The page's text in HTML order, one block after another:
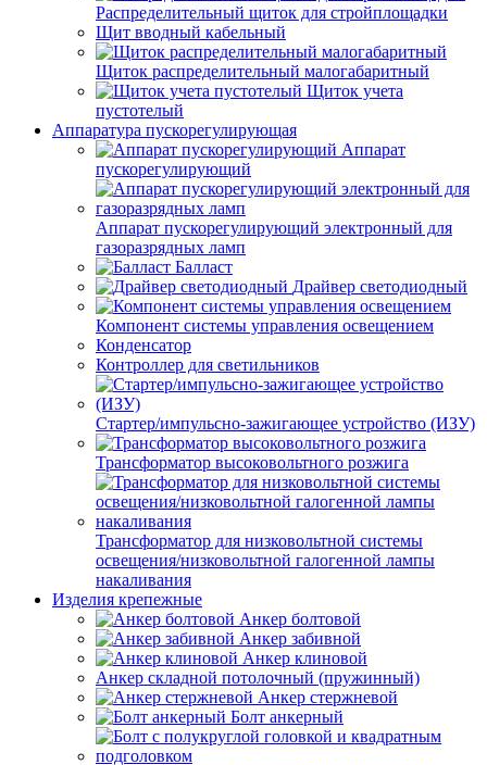
Распределительный щиток для стройплощадки
Щит вводный кабельный
Щиток распределительный малогабаритный
Щиток учета
пустотелый
Аппаратура пускорегулирующая
Аппарат
пускорегулирующий
Аппарат пускорегулирующий электронный для
газоразрядных ламп
Балласт
Драйвер светодиодный
Компонент системы управления освещением
Конденсатор
Контроллер для светильников
Стартер/импульсно-зажигающее устройство (ИЗУ)
Трансформатор высоковольтного розжига
Трансформатор для низковольтной системы
освещения/низковольтной галогенной лампы
накаливания
Изделия крепежные
Анкер болтовой
Анкер забивной
Анкер клиновой
Анкер складной потолочный (пружинный)
Анкер стержневой
Болт анкерный